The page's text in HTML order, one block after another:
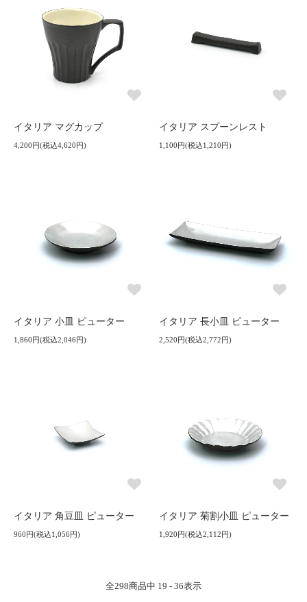
イタリア マグカップ
4,200円(税込4,620円)
イタリア スプーンレスト
1,100円(税込1,210円)
イタリア 小皿 ピューター
1,860円(税込2,046円)
イタリア 長小皿 ピューター
2,520円(税込2,772円)
イタリア 角豆皿 ピューター
960円(税込1,056円)
イタリア 菊割小皿 ピューター
1,920円(税込2,112円)
全298商品中 19 - 36表示